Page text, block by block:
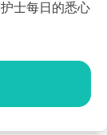
士每日的悉心